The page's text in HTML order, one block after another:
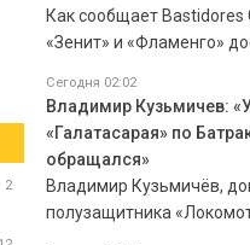
2
Как сообщает Bastidores
«Зенит» и «Фламенго»
Сегодня 02:02
Владимир Кузьмичев:
«Галатасарая» по
обращался»
Владимир Кузьмичёв,
полузащитника